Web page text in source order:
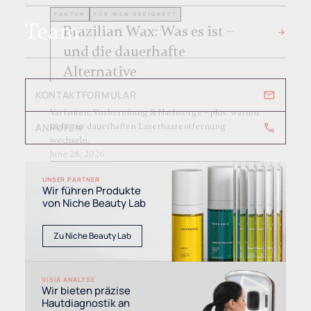
Team
KONTAKTFORMULAR
ANRUFEN
UNSER PARTNER
Wir führen Produkte
von Niche Beauty Lab
Zu Niche Beauty Lab
VISIA ANALYSE
Wir bieten präzise
Hautdiagnostik an
FAKTEN FÜR WEN GEEIGNET?
Brazilian Wax: Was es ist –
und die dauerhafte
Alternative
Varianten, Vorbereitung & Nachsorge – plus: warum
viele zur dauerhaften Laserhaarentfernung
wechseln.
June 28, 2026
DAUERHAFTE HAARENTFERNUNG
Damenbart entfernen –